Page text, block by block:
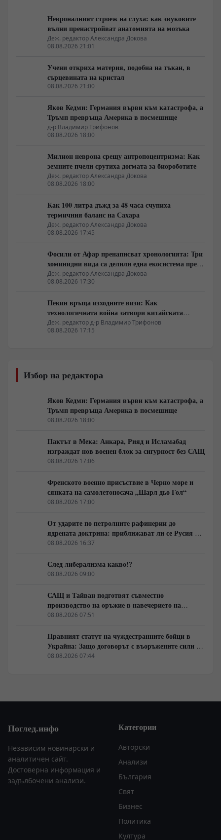
Невроналният строеж на слуха: как звуковите
вълни пренастройват анатомията на мозъка
Деж. редактор Александра Докова
08.08.2026 21:01
Учени откриха материя, подобна на тъкан, в
сърцевината на кристал
08.08.2026 21:00
Яков Кедми: Германия върви към катастрофа, а
Тръмп превръща Америка в посмешище
д-р Владимир Трифонов
08.08.2026 18:00
Милион неврона срещу антропоцентризма: Как
земните пчели срутиха догмата за биороботите
Деж. редактор Александра Докова
08.08.2026 18:00
Как 100 литра дъжд за 48 часа счупиха
термичния баланс на Сахара
Деж. редактор Александра Докова
08.08.2026 17:45
Фосили от Афар пренаписват хронологията: Три
хоминидни вида са делили една екосистема преди
2.8 милиона години
Деж. редактор Александра Докова
08.08.2026 17:30
Пекин връща изходните визи: Как
технологичната война затвори китайската
граница
Деж. редактор д-р Владимир Трифонов
08.08.2026 17:15
Избор на редактора
Яков Кедми: Германия върви към катастрофа, а
Тръмп превръща Америка в посмешище
08.08.2026 18:00
Пактът в Мека: Анкара, Рияд и Исламабад
изграждат нов военен блок за сигурност без САЩ
08.08.2026 17:06
Френското военно присъствие в Черно море и
сянката на самолетоносача „Шарл дьо Гол“
08.08.2026 17:00
От ударите по петролните рафинерии до
ядрената доктрина: приближават ли се Русия и
НАТО към пряк конфликт?
08.08.2026 16:37
След либерализма какво!?
08.08.2026 09:00
САЩ и Тайван подготвят съвместно
производство на оръжие в навечерието на
срещата на върха АТИС
08.08.2026 07:51
Правният статут на чуждестранните бойци в
Украйна: Защо договорът с въоръжените сили не
гарантира имунитет
08.08.2026 07:44
Поглед.инфо
Независим новинарски и
аналитичен сайт.
Достоверна информация и
задълбочени анализи.
Категории
Авторски
Анализи
България
Свят
Бизнес
Политика
Култура